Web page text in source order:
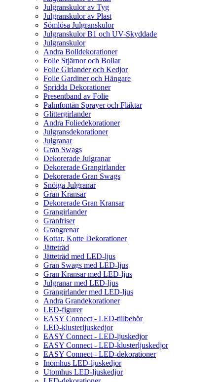
Julgranskulor av Tyg
Julgranskulor av Plast
Sömlösa Julgranskulor
Julgranskulor B1 och UV-Skyddade
Julgranskulor
Andra Bolldekorationer
Folie Stjärnor och Bollar
Folie Girlander och Kedjor
Folie Gardiner och Hängare
Spridda Dekorationer
Presentband av Folie
Palmfontän Sprayer och Fläktar
Glittergirlander
Andra Foliedekorationer
Julgransdekorationer
Julgranar
Gran Swags
Dekorerade Julgranar
Dekorerade Grangirlander
Dekorerade Gran Swags
Snöiga Julgranar
Gran Kransar
Dekorerade Gran Kransar
Grangirlander
Granfriser
Grangrenar
Kottar, Kotte Dekorationer
Jätteträd
Jätteträd med LED-ljus
Gran Swags med LED-ljus
Gran Kransar med LED-ljus
Julgranar med LED-ljus
Grangirlander med LED-ljus
Andra Grandekorationer
LED-figurer
EASY Connect - LED-tillbehör
LED-klusterljuskedjor
EASY Connect - LED-ljuskedjor
EASY Connect - LED-klusterljuskedjor
EASY Connect - LED-dekorationer
Inomhus LED-ljuskedjor
Utomhus LED-ljuskedjor